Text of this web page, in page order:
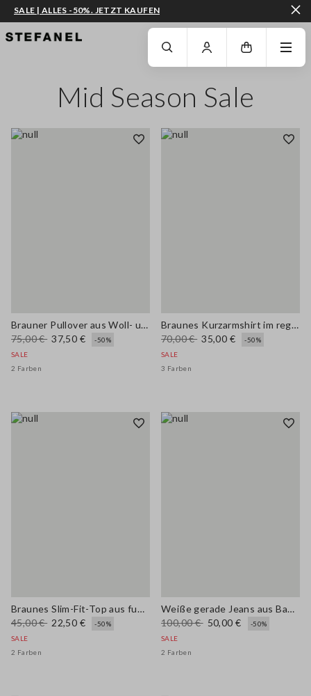
ZUM HAUPTINHALT SPRINGEN GEHEN SIE ZUM ENDE DER SEITE
SALE | ALLES -50%. JETZT KAUFEN
Mid Season Sale
Brauner Pullover aus Woll- und Baumwollmischung im Regular Fit
75,00 € 37,50 €
-50%
SALE
2 Farben
Braunes Kurzarmshirt im regulären Fit aus Wollmischung
70,00 € 35,00 €
-50%
SALE
3 Farben
Braunes Slim-Fit-Top aus funkelndem Viskosemix
45,00 € 22,50 €
-50%
SALE
2 Farben
Weiße gerade Jeans aus Baumwoll- und Lyocellmischung
100,00 € 50,00 €
-50%
SALE
2 Farben